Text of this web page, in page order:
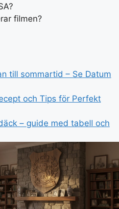
filmen?
till sommartid – Se Datum
och Tips för Perfekt
– guide med tabell och